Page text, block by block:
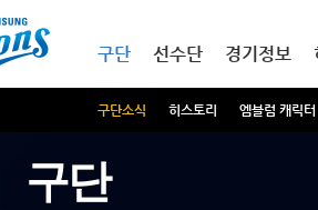
구단
구단소식 히스토리 엠블럼 캐릭터
선수단 경기정보
구단